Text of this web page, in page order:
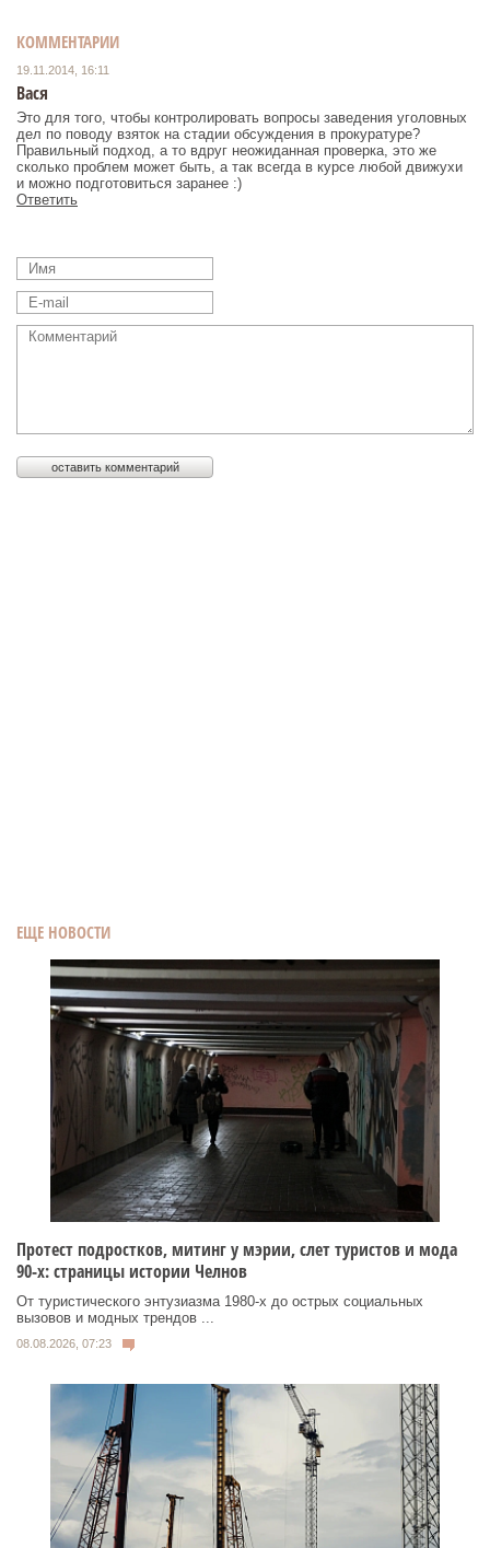
ЕЩЕ НОВОСТИ
Протест подростков, митинг у мэрии, слет туристов и мода
90-х: страницы истории Челнов
От туристического энтузиазма 1980‑х до острых социальных
вызовов и модных трендов ...
08.08.2026, 07:23
КОММЕНТАРИИ
19.11.2014, 16:11
Вася
Это для того, чтобы контролировать вопросы заведения уголовных
дел по поводу взяток на стадии обсуждения в прокуратуре?
Правильный подход, а то вдруг неожиданная проверка, это же
сколько проблем может быть, а так всегда в курсе любой движухи
и можно подготовиться заранее :)
Ответить